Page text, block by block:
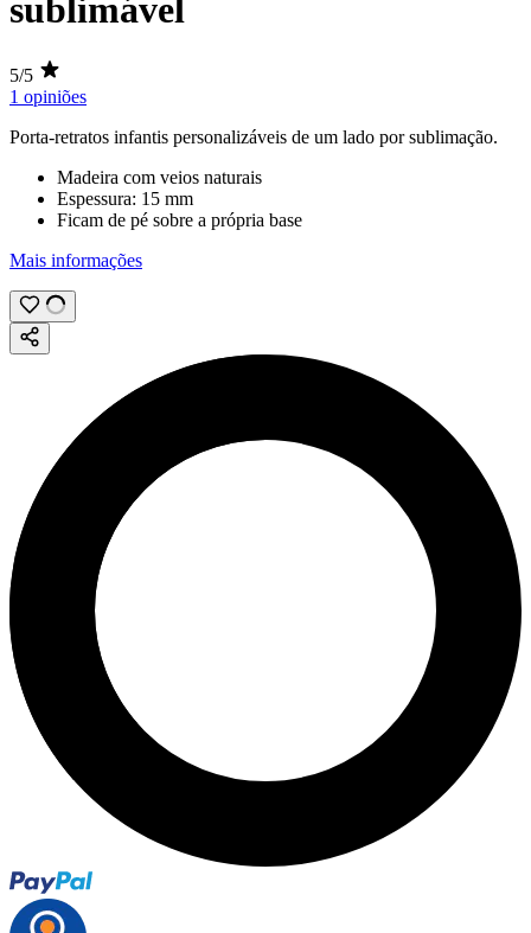
sublimável
5/5
1 opiniões
Porta-retratos infantis personalizáveis de um lado porsublimação.
Madeira com veios naturais
Espessura: 15 mm
Ficam de pé sobre a própria base
Mais informações